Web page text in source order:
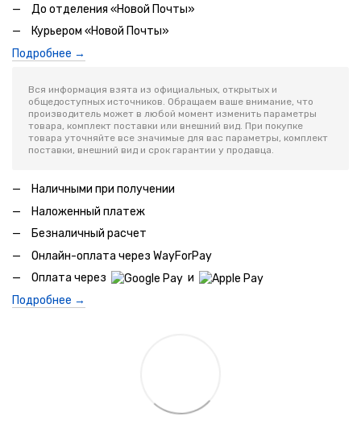
До отделения «Новой Почты»
Курьером «Новой Почты»
Подробнее →
Вся информация взята из официальных, открытых и
общедоступных источников. Обращаем ваше внимание, что
производитель может в любой момент изменить параметры
товара, комплект поставки или внешний вид. При покупке
товара уточняйте все значимые для вас параметры, комплект
поставки, внешний вид и срок гарантии у продавца.
Наличными при получении
Наложенный платеж
Безналичный расчет
Онлайн-оплата через WayForPay
Оплата через
и
Подробнее →